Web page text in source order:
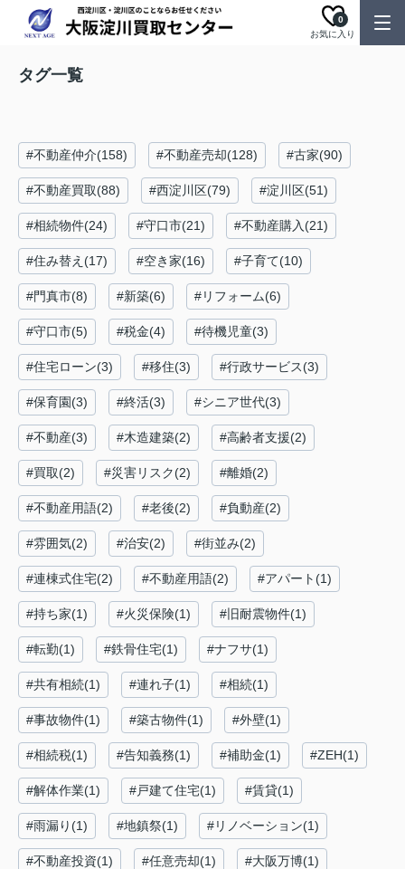
お気に入り
0
タグ一覧
#不動産仲介(158) #不動産売却(128) #古家(90)
#不動産買取(88) #西淀川区(79) #淀川区(51)
#相続物件(24) #守口市(21) #不動産購入(21)
#住み替え(17) #空き家(16) #子育て(10)
#門真市(8) #新築(6) #リフォーム(6)
#守口市(5) #税金(4) #待機児童(3)
#住宅ローン(3) #移住(3) #行政サービス(3)
#保育園(3) #終活(3) #シニア世代(3)
#不動産(3) #木造建築(2) #高齢者支援(2)
#買取(2) #災害リスク(2) #離婚(2)
#不動産用語(2) #老後(2) #負動産(2)
#雰囲気(2) #治安(2) #街並み(2)
#連棟式住宅(2) #不動産用語(2) #アパート(1)
#持ち家(1) #火災保険(1) #旧耐震物件(1)
#転勤(1) #鉄骨住宅(1) #ナフサ(1)
#共有相続(1) #連れ子(1) #相続(1)
#事故物件(1) #築古物件(1) #外壁(1)
#相続税(1) #告知義務(1) #補助金(1) #ZEH(1)
#解体作業(1) #戸建て住宅(1) #賃貸(1)
#雨漏り(1) #地鎮祭(1) #リノベーション(1)
#不動産投資(1) #任意売却(1) #大阪万博(1)